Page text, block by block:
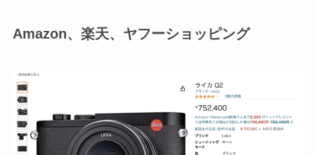
Amazon、楽天、ヤフーショッピング